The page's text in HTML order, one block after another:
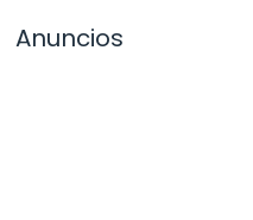
Anuncios